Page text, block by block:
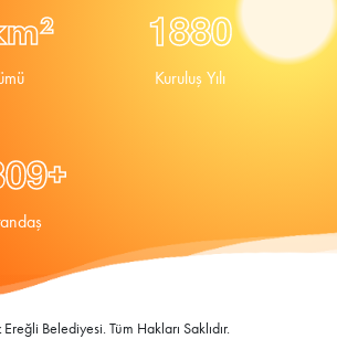
1880
Kuruluş Yılı
09+
Belediyesi. Tüm Hakları Saklıdır.